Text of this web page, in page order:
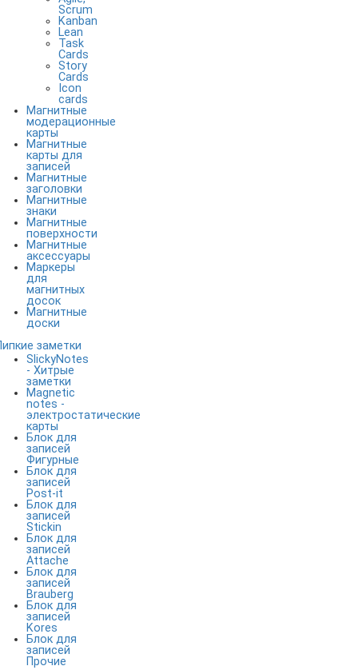
Scrum
Kanban
Lean
Task
Cards
Story
Cards
Icon
cards
Магнитные
модерационные
карты
Магнитные
карты для
записей
Магнитные
заголовки
Магнитные
знаки
Магнитные
поверхности
Магнитные
аксессуары
Маркеры
для
магнитных
досок
Магнитные
доски
заметки
SlickyNotes
- Хитрые
заметки
Magnetic
notes -
электростатические
карты
Блок для
записей
Фигурные
Блок для
записей
Post-it
Блок для
записей
Stickin
Блок для
записей
Attache
Блок для
записей
Brauberg
Блок для
записей
Kores
Блок для
записей
Прочие